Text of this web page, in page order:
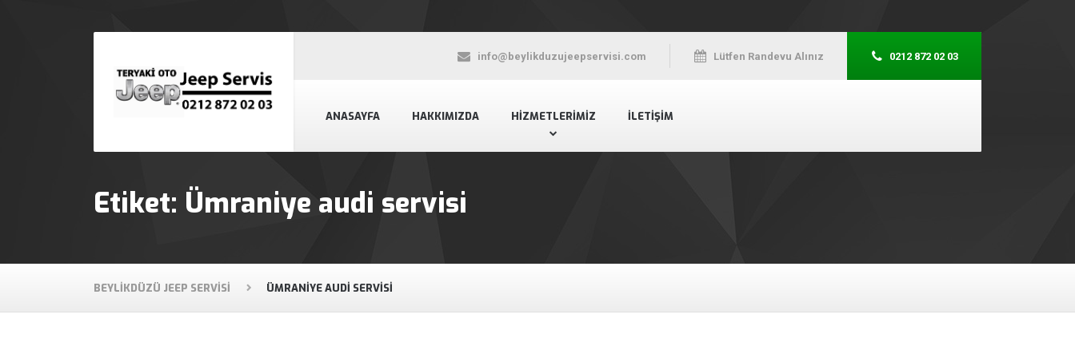
ANASAYFA HAKKIMIZDA HIZMETLERIMIZ İLETIŞIM
info@beylikduzujeepservisi.com Lütfen Randevu Alınız 0212 872 02 03
Etiket: Ümraniye audi servisi
BEYLIKDÜZÜ JEEP SERVISI ÜMRANIYE AUDI SERVISI